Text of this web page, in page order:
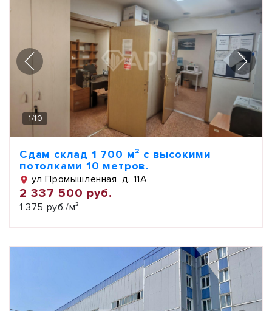
1/10
Сдам склад 1 700 м² с высокими
потолками 10 метров.
ул Промышленная, д. 11А
2 337 500 руб.
1 375 руб./м²